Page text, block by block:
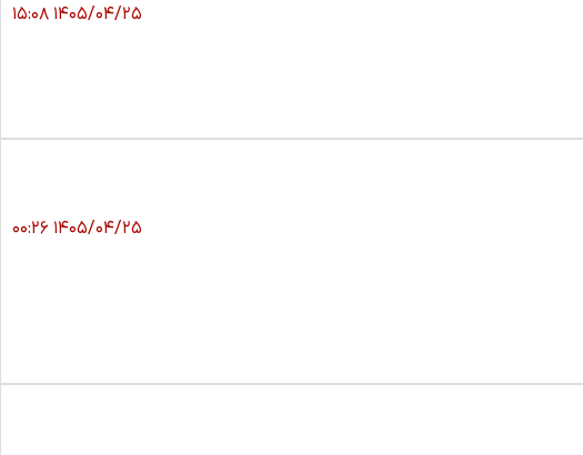
۱۴۰۵/۰۴/۲۵ ۱۵:۰۸
۱۴۰۵/۰۴/۲۵ ۰۰:۲۶